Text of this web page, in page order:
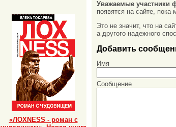
Уважаемые участники
появятся на сайте, пока
Это не значит, что на
а другого надежного
Добавить
Имя
Сообщение
«ЛОХNESS - роман с